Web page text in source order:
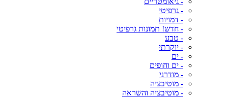
- גרפיטי
- דמויות
- חדש! תמונות גרפיטי
- טבע
- יוקרתי
- ים
- ים וחופים
- מודרני
- מוטיבציה
- מוטיבציה והשראה